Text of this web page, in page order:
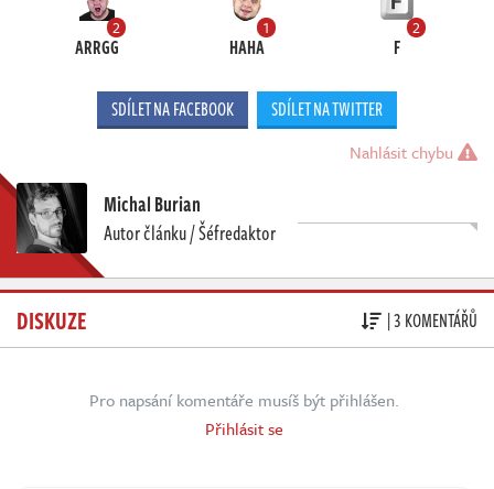
2
ARRGG
1
HAHA
2
F
SDÍLET NA FACEBOOK SDÍLET NA TWITTER
Nahlásit chybu
Michal Burian
Autor článku / Šéfredaktor
DISKUZE | 3 KOMENTÁŘŮ
Pro napsání komentáře musíš být přihlášen.
Přihlásit se